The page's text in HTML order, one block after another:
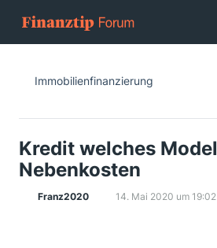
Immobilienfinanzierung
Kredit welches
Nebenkosten
Franz2020 14. Mai 2020 um 19:02